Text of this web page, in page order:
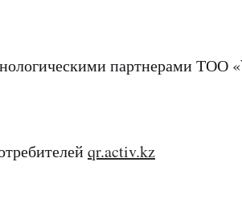
партнерами ТОО
qr.activ.kz